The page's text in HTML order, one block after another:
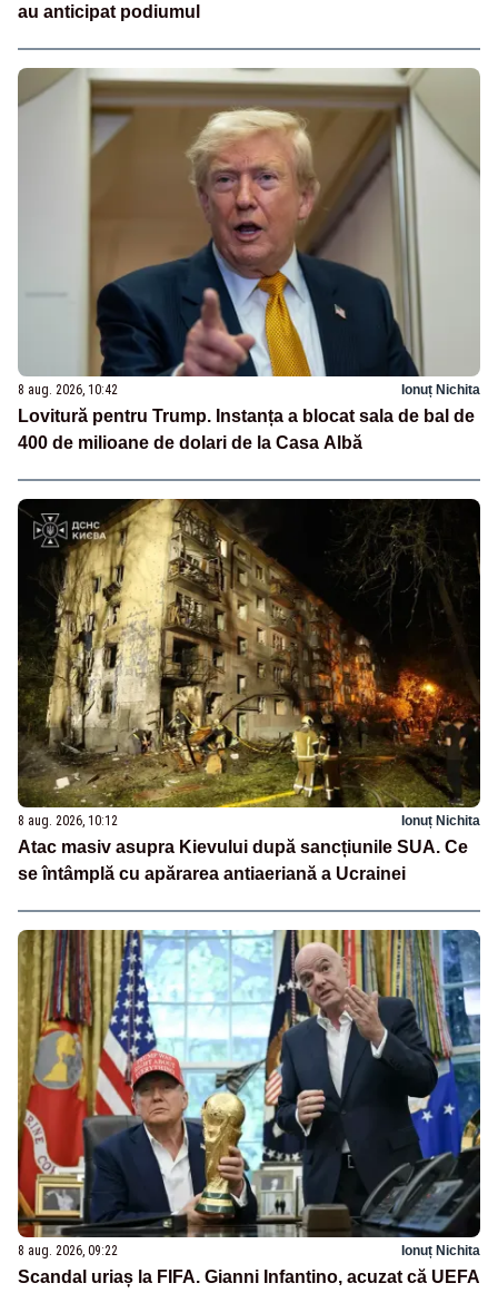
au anticipat podiumul
8 aug. 2026, 10:42 Ionuț Nichita
Lovitură pentru Trump. Instanța a blocat sala de bal de
400 de milioane de dolari de la Casa Albă
8 aug. 2026, 10:12 Ionuț Nichita
Atac masiv asupra Kievului după sancțiunile SUA. Ce
se întâmplă cu apărarea antiaeriană a Ucrainei
8 aug. 2026, 09:22 Ionuț Nichita
Scandal uriaș la FIFA. Gianni Infantino, acuzat că UEFA